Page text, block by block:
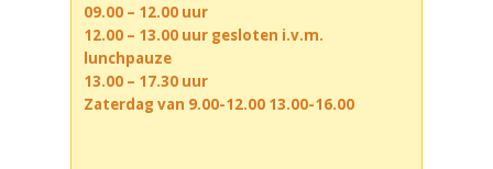
09.00 – 12.00 uur
12.00 – 13.00 uur gesloten i.v.m.
lunchpauze
13.00 – 17.30 uur
Zaterdag van 9.00-12.00 13.00-16.00